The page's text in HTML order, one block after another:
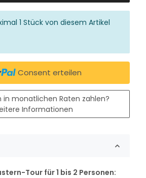
1 Stück von diesem Artikel
Consent erteilen
in monatlichen Raten zahlen?
Informationen
Tour für 1 bis 2 Personen: